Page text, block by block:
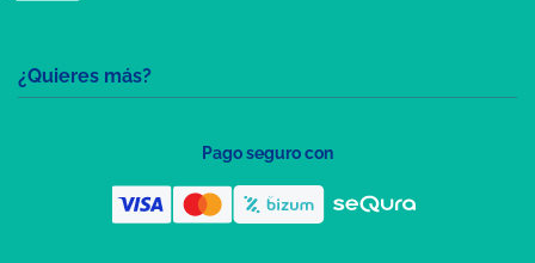
¿Quieres más?
Pago seguro con